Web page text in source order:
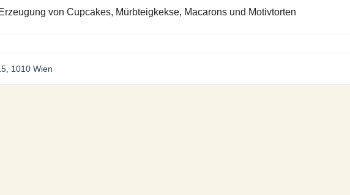
von Cupcakes, Mürbteigkekse, Macarons und Motivtorten
1010 Wien